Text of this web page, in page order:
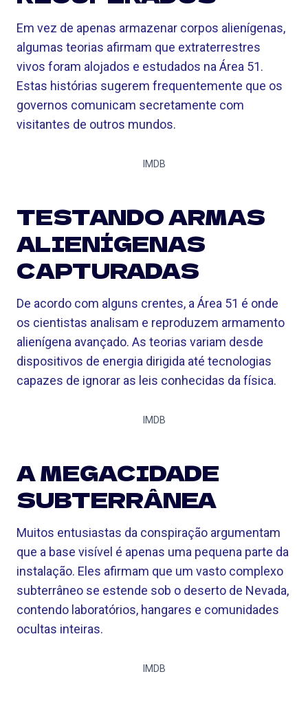
Em vez de apenas armazenar corpos alienígenas,
algumas teorias afirmam que extraterrestres
vivos foram alojados e estudados na Área 51.
Estas histórias sugerem frequentemente que os
governos comunicam secretamente com
visitantes de outros mundos.
IMDB
TESTANDO ARMAS
ALIENÍGENAS
CAPTURADAS
De acordo com alguns crentes, a Área 51 é onde
os cientistas analisam e reproduzem armamento
alienígena avançado. As teorias variam desde
dispositivos de energia dirigida até tecnologias
capazes de ignorar as leis conhecidas da física.
IMDB
A MEGACIDADE
SUBTERRÂNEA
Muitos entusiastas da conspiração argumentam
que a base visível é apenas uma pequena parte da
instalação. Eles afirmam que um vasto complexo
subterrâneo se estende sob o deserto de Nevada,
contendo laboratórios, hangares e comunidades
ocultas inteiras.
IMDB